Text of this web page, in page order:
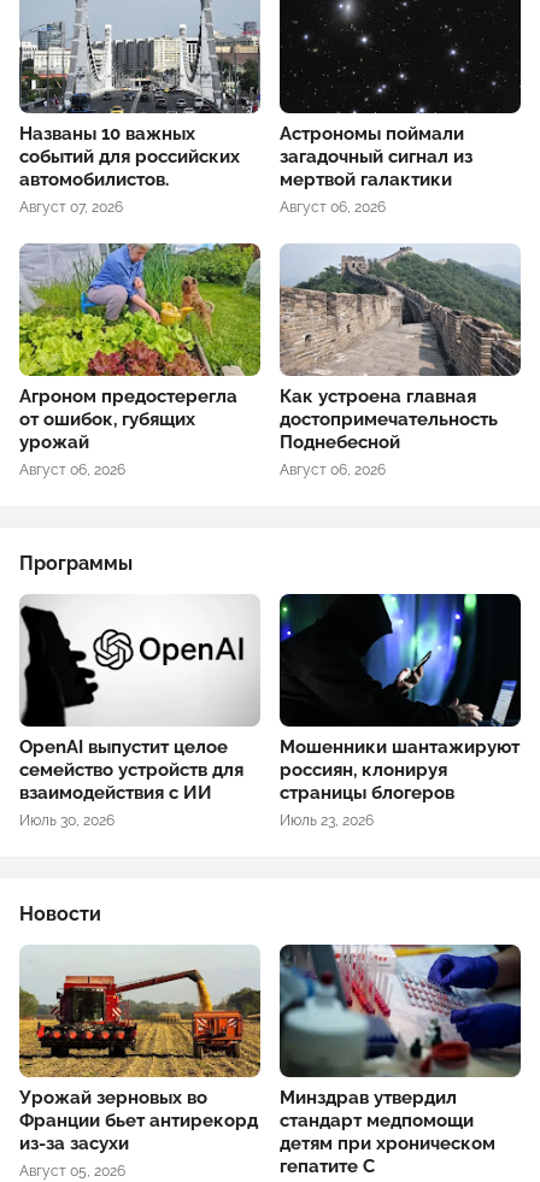
Названы 10 важных
событий для российских
автомобилистов.
Август 07, 2026
Астрономы поймали
загадочный сигнал из
мертвой галактики
Август 06, 2026
Агроном предостерегла
от ошибок, губящих
урожай
Август 06, 2026
Как устроена главная
достопримечательность
Поднебесной
Август 06, 2026
Программы
OpenAI выпустит целое
семейство устройств для
взаимодействия с ИИ
Июль 30, 2026
Мошенники шантажируют
россиян, клонируя
страницы блогеров
Июль 23, 2026
Новости
Урожай зерновых во
Франции бьет антирекорд
из-за засухи
Август 05, 2026
Минздрав утвердил
стандарт медпомощи
детям при хроническом
гепатите С